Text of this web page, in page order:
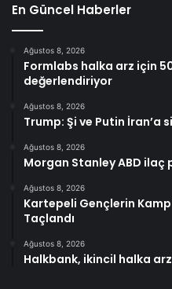
En Güncel Haberler
Ağustos 8, 2026
Formlabs halka arz için
değerlendiriyor
Ağustos 8, 2026
Trump: Şi ve Putin İran’a
Ağustos 8, 2026
Morgan Stanley ABD
Ağustos 8, 2026
Kartepeli Gençlerin
Taçlandı
Ağustos 8, 2026
Halkbank, ikincil halka